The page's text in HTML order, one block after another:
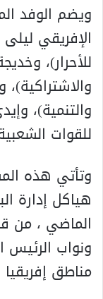
ويضم الوفد
الإفريقي
للأحرار)،
والتنمية)،
للقوات
وتأتي هذه
هياكل إدارة
الماضي ، من
ونواب الرئيس
مناطق